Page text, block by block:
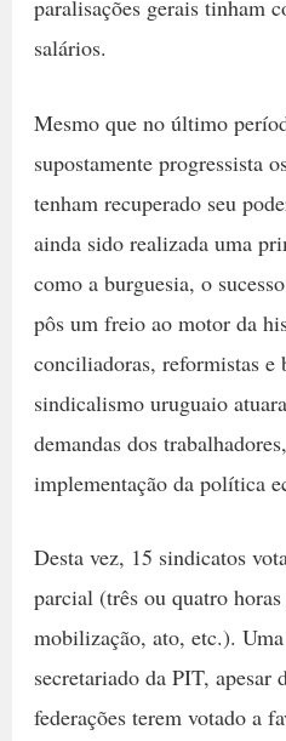
paralisações gerais tinham
salários.
Mesmo que no último
supostamente progressista
tenham recuperado seu
ainda sido realizada uma
como a burguesia, o sucesso
pôs um freio ao motor da
conciliadoras, reformistas e
sindicalismo uruguaio
demandas dos
implementação da política
Desta vez, 15 sindicatos
parcial (três ou quatro
mobilização, ato, etc.).
secretariado da PIT, apesar
federações terem votado a